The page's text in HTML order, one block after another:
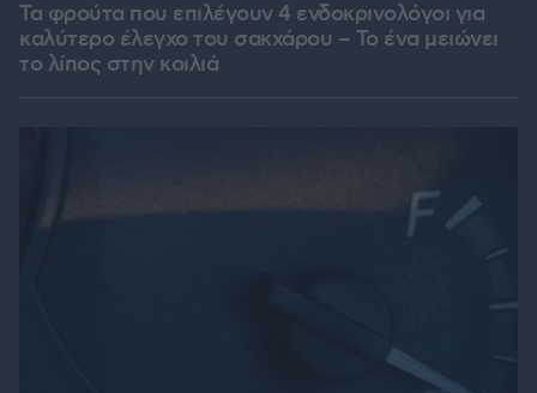
Τα φρούτα που επιλέγουν 4 ενδοκρινολόγοι για
καλύτερο έλεγχο του σακχάρου – Το ένα μειώνει
το λίπος στην κοιλιά